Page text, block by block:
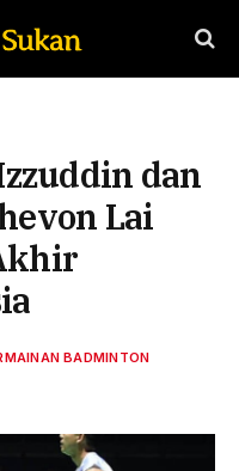
dan
Lai
BADMINTON